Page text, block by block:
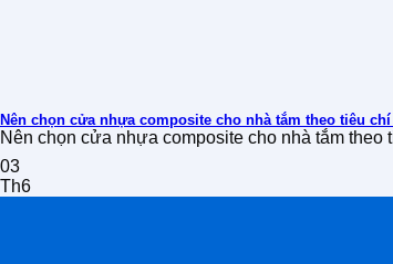
Nên chọn cửa nhựa composite cho nhà tắm theo tiêu
Nên chọn cửa nhựa composite cho nhà tắm
03
Th6